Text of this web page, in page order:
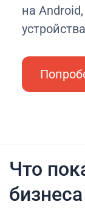
на
Что
бизнеса